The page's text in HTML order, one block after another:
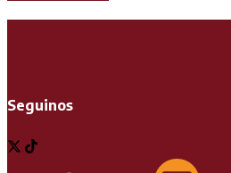
Seguinos